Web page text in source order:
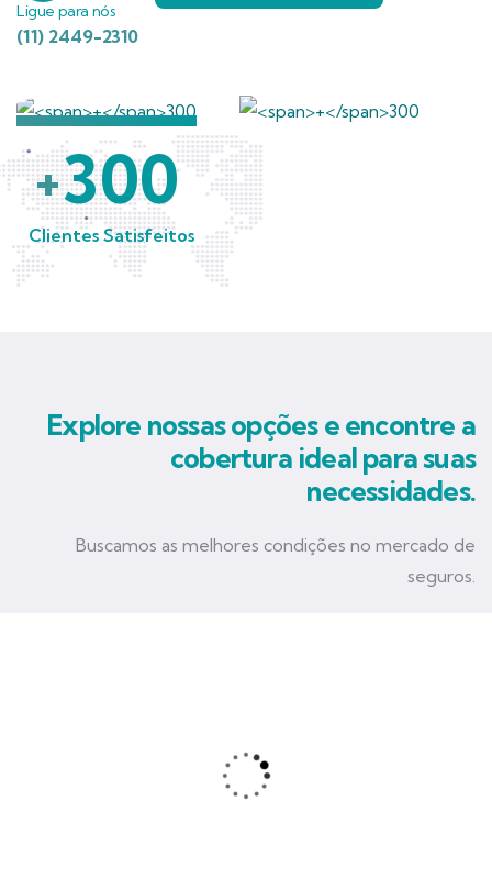
Ligue para nós
(11) 2449-2310
+300
Clientes Satisfeitos
Explore nossas opções e encontre a
cobertura ideal para suas
necessidades.
Buscamos as melhores condições no mercado de
seguros.